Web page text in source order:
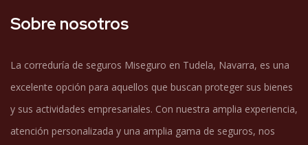
Sobre nosotros
La correduría de seguros Miseguro en Tudela, Navarra, es una
excelente opción para aquellos que buscan proteger sus bienes
y sus actividades empresariales. Con nuestra amplia experiencia,
atención personalizada y una amplia gama de seguros, nos